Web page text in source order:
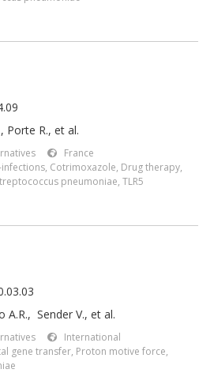
, Porte R., et al.
France
, Cotrimoxazole, Drug therapy,
pneumoniae, TLR5
A.R., Sender V., et al.
International
gene transfer, Proton motive force,